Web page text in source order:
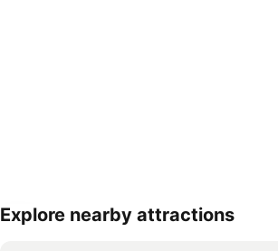
展開地圖
Explore nearby attractions